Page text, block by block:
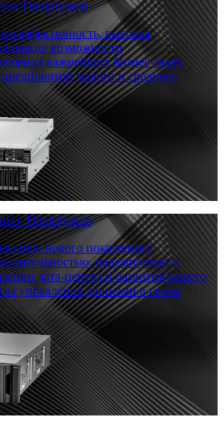
ThinkSystem
высокая
возможности
важнейших бизнес-задач.
малого и среднего
ThinkSystem
нового поколения с
надежностью и
дата-центра и развития вашего
управления данными в своем